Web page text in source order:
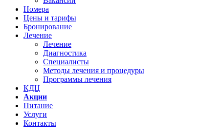
Номера
Цены и тарифы
Бронирование
Лечение
Лечение
Диагностика
Специалисты
Методы лечения и процедуры
Программы лечения
КДЦ
Акции
Питание
Услуги
Контакты